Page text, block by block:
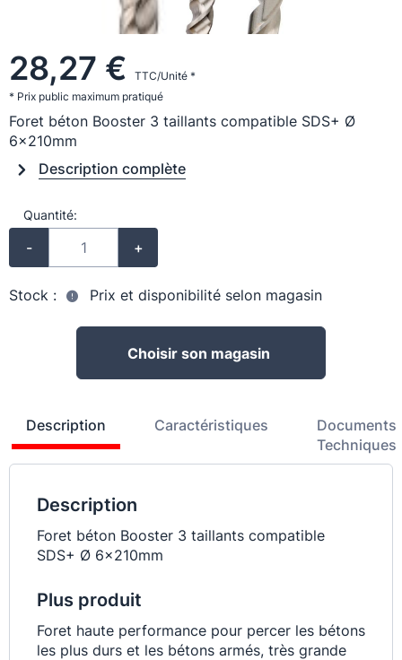
28,27 €
TTC/Unité *
* Prix public maximum pratiqué
Foret béton Booster 3 taillants compatible SDS+ Ø
6x210mm
Description complète
Quantité:
- +
Stock : Prix et disponibilité selon magasin
Choisir son magasin
Description Caractéristiques
Documents
Techniques
Description
Foret béton Booster 3 taillants compatible
SDS+ Ø 6x210mm
Plus produit
Foret haute performance pour percer les bétons
les plus durs et les bétons armés, très grande